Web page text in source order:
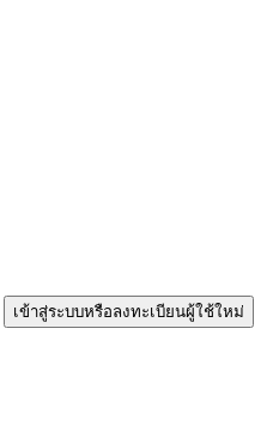
เข้าสู่ระบบหรือลงทะเบียนผู้ใช้ใหม่